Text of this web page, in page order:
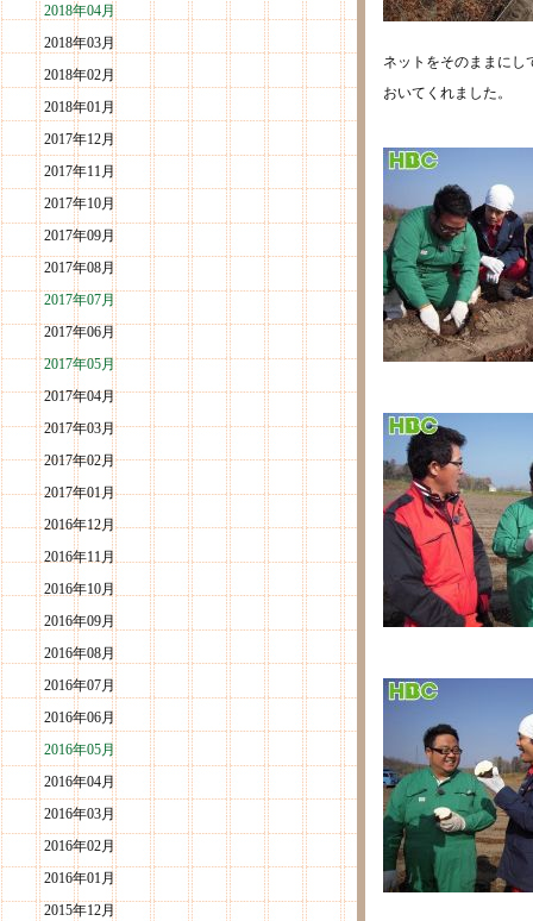
2018年04月
2018年03月
2018年02月
2018年01月
2017年12月
2017年11月
2017年10月
2017年09月
2017年08月
2017年07月
2017年06月
2017年05月
2017年04月
2017年03月
2017年02月
2017年01月
2016年12月
2016年11月
2016年10月
2016年09月
2016年08月
2016年07月
2016年06月
2016年05月
2016年04月
2016年03月
2016年02月
2016年01月
2015年12月
ネットをそのままにし
おいてくれました。